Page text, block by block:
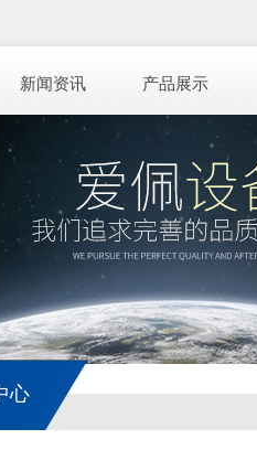
新闻资讯 产品展示
心